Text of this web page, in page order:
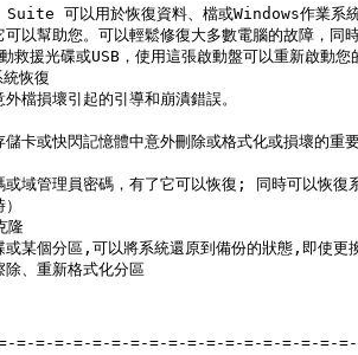
可以用於恢復資料、檔或Windows作業系
可以幫助您。可以輕鬆修復大多數電腦的故障，同
援光碟或USB，使用這張啟動盤可以重新啟動您
恢復
檔損壞引起的引導和崩潰錯誤。
卡或快閃記憶體中意外刪除或格式化或損壞的重
或域管理員密碼，有了它可以恢復; 同時可以恢復
隆
或某個分區,可以將系統還原到備份的狀態,即使更
除、重新格式化分區
=-=-=-=-=-=-=-=-=-=-=-=-=-=-=-=-=-